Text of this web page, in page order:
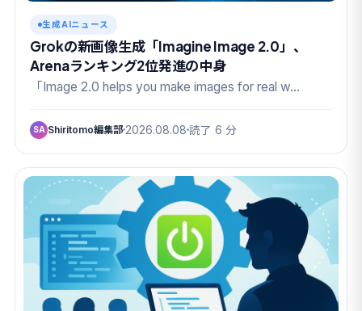
生成AIニュース
Grokの新画像生成「Imagine Image 2.0」、
Arenaランキング2位発進の中身
「Image 2.0 helps you make images for real w…
SA Shiritomo編集部 2026.08.08 読了 6 分